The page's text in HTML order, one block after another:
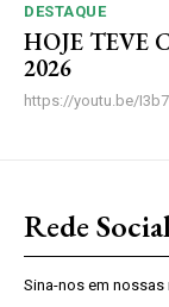
DESTAQUE
HOJE TEVE
2026
https://youtu.be/
Rede
Sina-nos em nossas